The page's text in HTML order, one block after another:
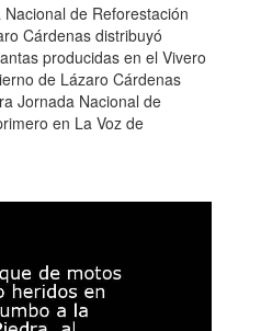
de Reforestación
Cárdenas distribuyó
producidas en el Vivero
de Lázaro Cárdenas
Jornada Nacional de
en La Voz de